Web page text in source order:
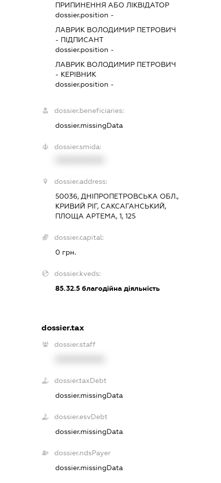
ПРИПИНЕННЯ АБО ЛІКВІДАТОР
dossier.position -
ЛАВРИК ВОЛОДИМИР ПЕТРОВИЧ
- ПІДПИСАНТ
dossier.position -
ЛАВРИК ВОЛОДИМИР ПЕТРОВИЧ
- КЕРІВНИК
dossier.position -
dossier.beneficiaries:
dossier.missingData
dossier.smida:
dossier.address:
50036, ДНІПРОПЕТРОВСЬКА ОБЛ.,
КРИВИЙ РІГ, САКСАГАНСЬКИЙ,
ПЛОЩА АРТЕМА, 1, 125
dossier.capital:
0 грн.
dossier.kveds:
85.32.5 благодійна діяльність
dossier.tax
dossier.staff
dossier.taxDebt
dossier.missingData
dossier.esvDebt
dossier.missingData
dossier.ndsPayer
dossier.missingData